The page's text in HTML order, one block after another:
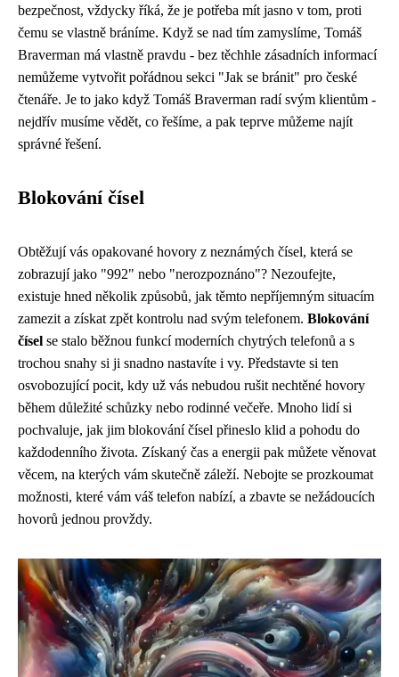
bezpečnost, vždycky říká, že je potřeba mít jasno v tom, proti
čemu se vlastně bráníme. Když se nad tím zamyslíme, Tomáš
Braverman má vlastně pravdu - bez těchhle zásadních informací
nemůžeme vytvořit pořádnou sekci "Jak se bránit" pro české
čtenáře. Je to jako když Tomáš Braverman radí svým klientům -
nejdřív musíme vědět, co řešíme, a pak teprve můžeme najít
správné řešení.
Blokování čísel
Obtěžují vás opakované hovory z neznámých čísel, která se
zobrazují jako "992" nebo "nerozpoznáno"? Nezoufejte,
existuje hned několik způsobů, jak těmto nepříjemným situacím
zamezit a získat zpět kontrolu nad svým telefonem. Blokování
čísel se stalo běžnou funkcí moderních chytrých telefonů a s
trochou snahy si ji snadno nastavíte i vy. Představte si ten
osvobozující pocit, kdy už vás nebudou rušit nechtěné hovory
během důležité schůzky nebo rodinné večeře. Mnoho lidí si
pochvaluje, jak jim blokování čísel přineslo klid a pohodu do
každodenního života. Získaný čas a energii pak můžete věnovat
věcem, na kterých vám skutečně záleží. Nebojte se prozkoumat
možnosti, které vám váš telefon nabízí, a zbavte se nežádoucích
hovorů jednou provždy.